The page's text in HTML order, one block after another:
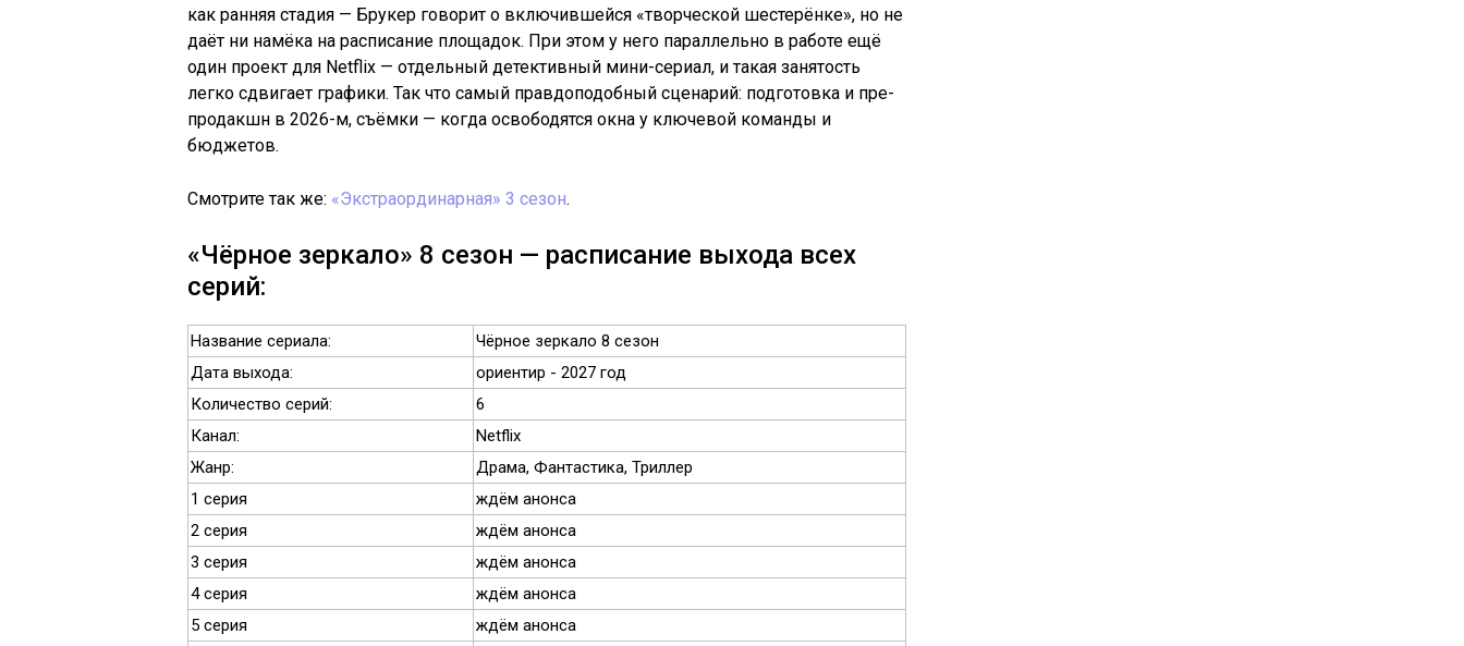
как ранняя стадия — Брукер говорит о включившейся «творческой шестерёнке», но не
даёт ни намёка на расписание площадок. При этом у него параллельно в работе ещё
один проект для Netflix — отдельный детективный мини-сериал, и такая занятость
легко сдвигает графики. Так что самый правдоподобный сценарий: подготовка и пре-
продакшн в 2026-м, съёмки — когда освободятся окна у ключевой команды и
бюджетов.
Смотрите так же: «Экстраординарная» 3 сезон.
«Чёрное зеркало» 8 сезон — расписание выхода всех
серий:
Название сериала:
Чёрное зеркало 8 сезон
Дата выхода:
ориентир - 2027 год
Количество серий:
6
Канал:
Netflix
Жанр:
Драма, Фантастика, Триллер
1 серия
ждём анонса
2 серия
ждём анонса
3 серия
ждём анонса
4 серия
ждём анонса
5 серия
ждём анонса